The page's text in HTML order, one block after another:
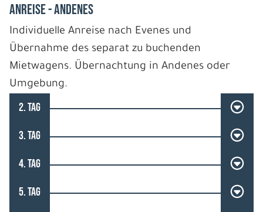
ANREISE - ANDENES
Individuelle Anreise nach Evenes und
Übernahme des separat zu buchenden
Mietwagens. Übernachtung in Andenes oder
Umgebung.
2. TAG
3. TAG
4. TAG
5. TAG